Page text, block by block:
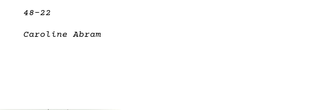
48-22
Caroline Abram